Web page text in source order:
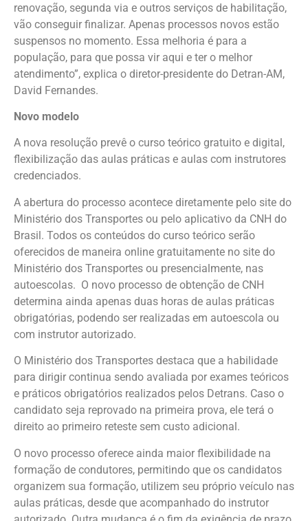
renovação, segunda via e outros serviços de habilitação,
vão conseguir finalizar. Apenas processos novos estão
suspensos no momento. Essa melhoria é para a
população, para que possa vir aqui e ter o melhor
atendimento”, explica o diretor-presidente do Detran-AM,
David Fernandes.
Novo modelo
A nova resolução prevê o curso teórico gratuito e digital,
flexibilização das aulas práticas e aulas com instrutores
credenciados.
A abertura do processo acontece diretamente pelo site do
Ministério dos Transportes ou pelo aplicativo da CNH do
Brasil. Todos os conteúdos do curso teórico serão
oferecidos de maneira online gratuitamente no site do
Ministério dos Transportes ou presencialmente, nas
autoescolas. O novo processo de obtenção de CNH
determina ainda apenas duas horas de aulas práticas
obrigatórias, podendo ser realizadas em autoescola ou
com instrutor autorizado.
O Ministério dos Transportes destaca que a habilidade
para dirigir continua sendo avaliada por exames teóricos
e práticos obrigatórios realizados pelos Detrans. Caso o
candidato seja reprovado na primeira prova, ele terá o
direito ao primeiro reteste sem custo adicional.
O novo processo oferece ainda maior flexibilidade na
formação de condutores, permitindo que os candidatos
organizem sua formação, utilizem seu próprio veículo nas
aulas práticas, desde que acompanhado do instrutor